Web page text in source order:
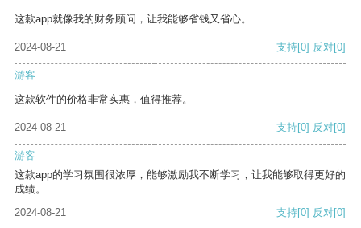
这款app就像我的财务顾问，让我能够省钱又省心。
2024-08-21 支持[0] 反对[0]
游客
这款软件的价格非常实惠，值得推荐。
2024-08-21 支持[0] 反对[0]
游客
这款app的学习氛围很浓厚，能够激励我不断学习，让我能够取得更好的
成绩。
2024-08-21
支持[0] 反对[0]